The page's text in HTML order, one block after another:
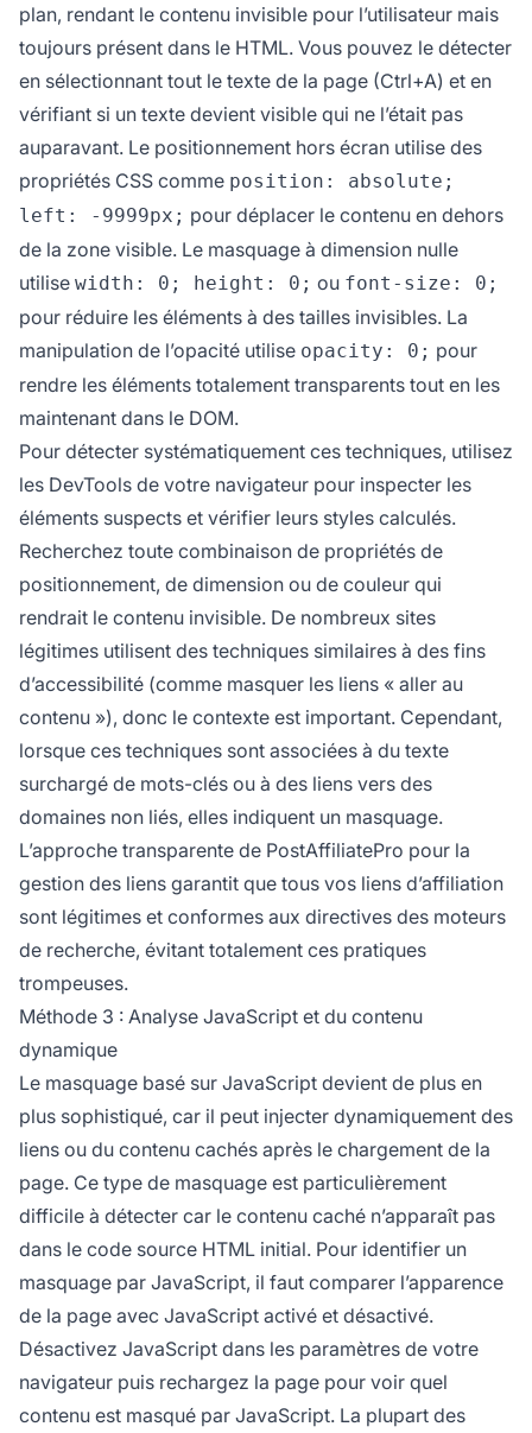
plan, rendant le contenu invisible pour l’utilisateur mais
toujours présent dans le HTML. Vous pouvez le détecter
en sélectionnant tout le texte de la page (Ctrl+A) et en
vérifiant si un texte devient visible qui ne l’était pas
auparavant. Le positionnement hors écran utilise des
propriétés CSS comme position: absolute;
left: -9999px; pour déplacer le contenu en dehors
de la zone visible. Le masquage à dimension nulle
utilise width: 0; height: 0; ou font-size: 0;
pour réduire les éléments à des tailles invisibles. La
manipulation de l’opacité utilise opacity: 0; pour
rendre les éléments totalement transparents tout en les
maintenant dans le DOM.
Pour détecter systématiquement ces techniques, utilisez
les DevTools de votre navigateur pour inspecter les
éléments suspects et vérifier leurs styles calculés.
Recherchez toute combinaison de propriétés de
positionnement, de dimension ou de couleur qui
rendrait le contenu invisible. De nombreux sites
légitimes utilisent des techniques similaires à des fins
d’accessibilité (comme masquer les liens « aller au
contenu »), donc le contexte est important. Cependant,
lorsque ces techniques sont associées à du texte
surchargé de mots-clés ou à des liens vers des
domaines non liés, elles indiquent un masquage.
L’approche transparente de PostAffiliatePro pour la
gestion des liens garantit que tous vos liens d’affiliation
sont légitimes et conformes aux directives des moteurs
de recherche, évitant totalement ces pratiques
trompeuses.
Méthode 3 : Analyse JavaScript et du contenu
dynamique
Le masquage basé sur JavaScript devient de plus en
plus sophistiqué, car il peut injecter dynamiquement des
liens ou du contenu cachés après le chargement de la
page. Ce type de masquage est particulièrement
difficile à détecter car le contenu caché n’apparaît pas
dans le code source HTML initial. Pour identifier un
masquage par JavaScript, il faut comparer l’apparence
de la page avec JavaScript activé et désactivé.
Désactivez JavaScript dans les paramètres de votre
navigateur puis rechargez la page pour voir quel
contenu est masqué par JavaScript. La plupart des